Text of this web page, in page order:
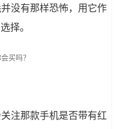
没有那样恐怖，用它作
择。
注那款手机是否带有红